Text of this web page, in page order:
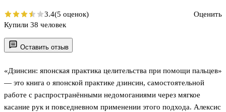
Оставить отзыв
«Дзинсин: японская практика целительства при помощи пальцев»
— это книга о японской практике дзинсин, самостоятельной
работе с распространёнными недомоганиями через мягкое
касание рук и повседневном применении этого подхода. Алексис
3.4(5 оценок)
Оценить
Купили 38 человек